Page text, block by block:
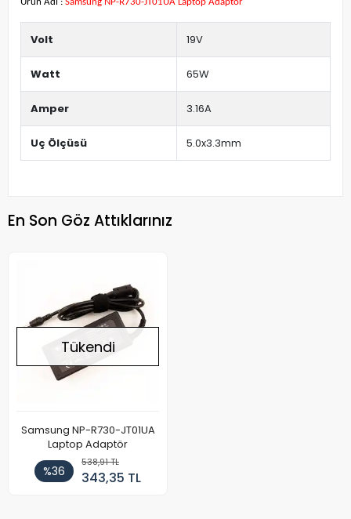
Ürün Adı : Samsung NP-R730-JT01UA Laptop Adaptör
Volt 19V
Watt 65W
Amper 3.16A
Uç Ölçüsü 5.0x3.3mm
En Son Göz Attıklarınız
Tükendi
Samsung NP-R730-JT01UA
Laptop Adaptör
%36
538,91 TL
343,35 TL